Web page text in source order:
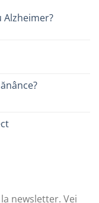
newsletter. Vei